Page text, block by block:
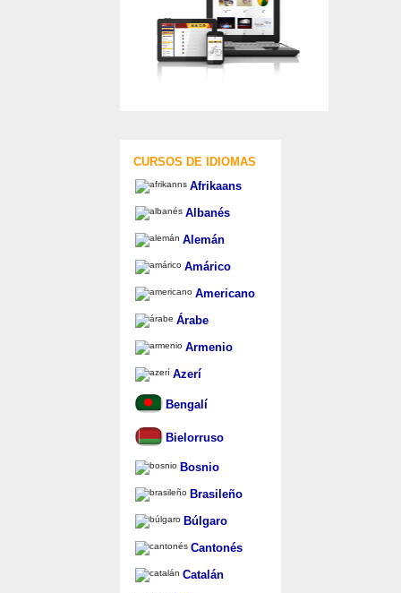
CURSOS DE IDIOMAS
Afrikaans
Albanés
Alemán
Amárico
Americano
Árabe
Armenio
Azerí
Bengalí
Bielorruso
Bosnio
Brasileño
Búlgaro
Cantonés
Catalán